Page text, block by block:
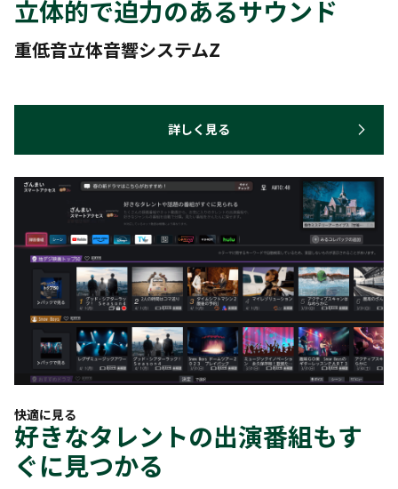
立体的で迫力のあるサウンド
重低音立体音響システムZ
詳しく見る
快適に見る
好きなタレントの出演番組もす
ぐに見つかる